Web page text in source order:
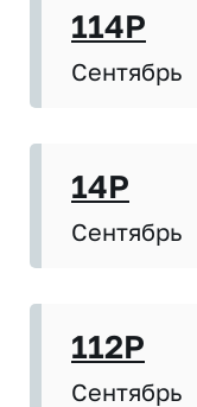
114P
Сентябрь
14P
Сентябрь
112P
Сентябрь